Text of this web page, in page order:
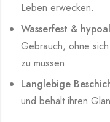
Leben erwecken.
Wasserfest &
Gebrauch, ohne
zu müssen.
Langlebige
und behält ihren